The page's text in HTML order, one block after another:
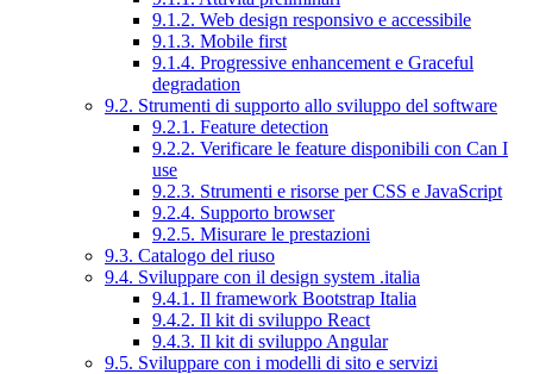
9.1.2. Web design responsivo e accessibile
9.1.3. Mobile first
9.1.4. Progressive enhancement e Graceful
degradation
9.2. Strumenti di supporto allo sviluppo del software
9.2.1. Feature detection
9.2.2. Verificare le feature disponibili con Can I
use
9.2.3. Strumenti e risorse per CSS e JavaScript
9.2.4. Supporto browser
9.2.5. Misurare le prestazioni
9.3. Catalogo del riuso
9.4. Sviluppare con il design system .italia
9.4.1. Il framework Bootstrap Italia
9.4.2. Il kit di sviluppo React
9.4.3. Il kit di sviluppo Angular
9.5. Sviluppare con i modelli di sito e servizi